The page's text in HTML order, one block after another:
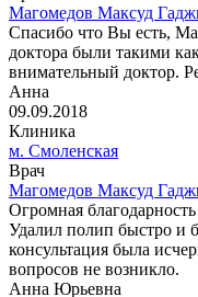
Магомедов Максуд
Спасибо что Вы есть,
доктора были такими
внимательный доктор.
Анна
09.09.2018
Клиника
м. Смоленская
Врач
Магомедов Максуд
Огромная
Удалил полип быстро и
консультация была
вопросов не возникло.
Анна Юрьевна